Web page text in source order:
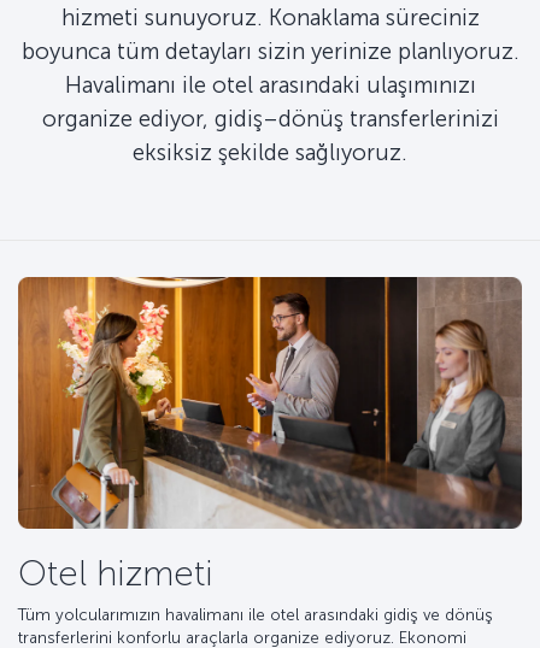
hizmeti sunuyoruz. Konaklama süreciniz
boyunca tüm detayları sizin yerinize planlıyoruz.
Havalimanı ile otel arasındaki ulaşımınızı
organize ediyor, gidiş–dönüş transferlerinizi
eksiksiz şekilde sağlıyoruz.
Otel hizmeti
Tüm yolcularımızın havalimanı ile otel arasındaki gidiş ve dönüş
transferlerini konforlu araçlarla organize ediyoruz. Ekonomi